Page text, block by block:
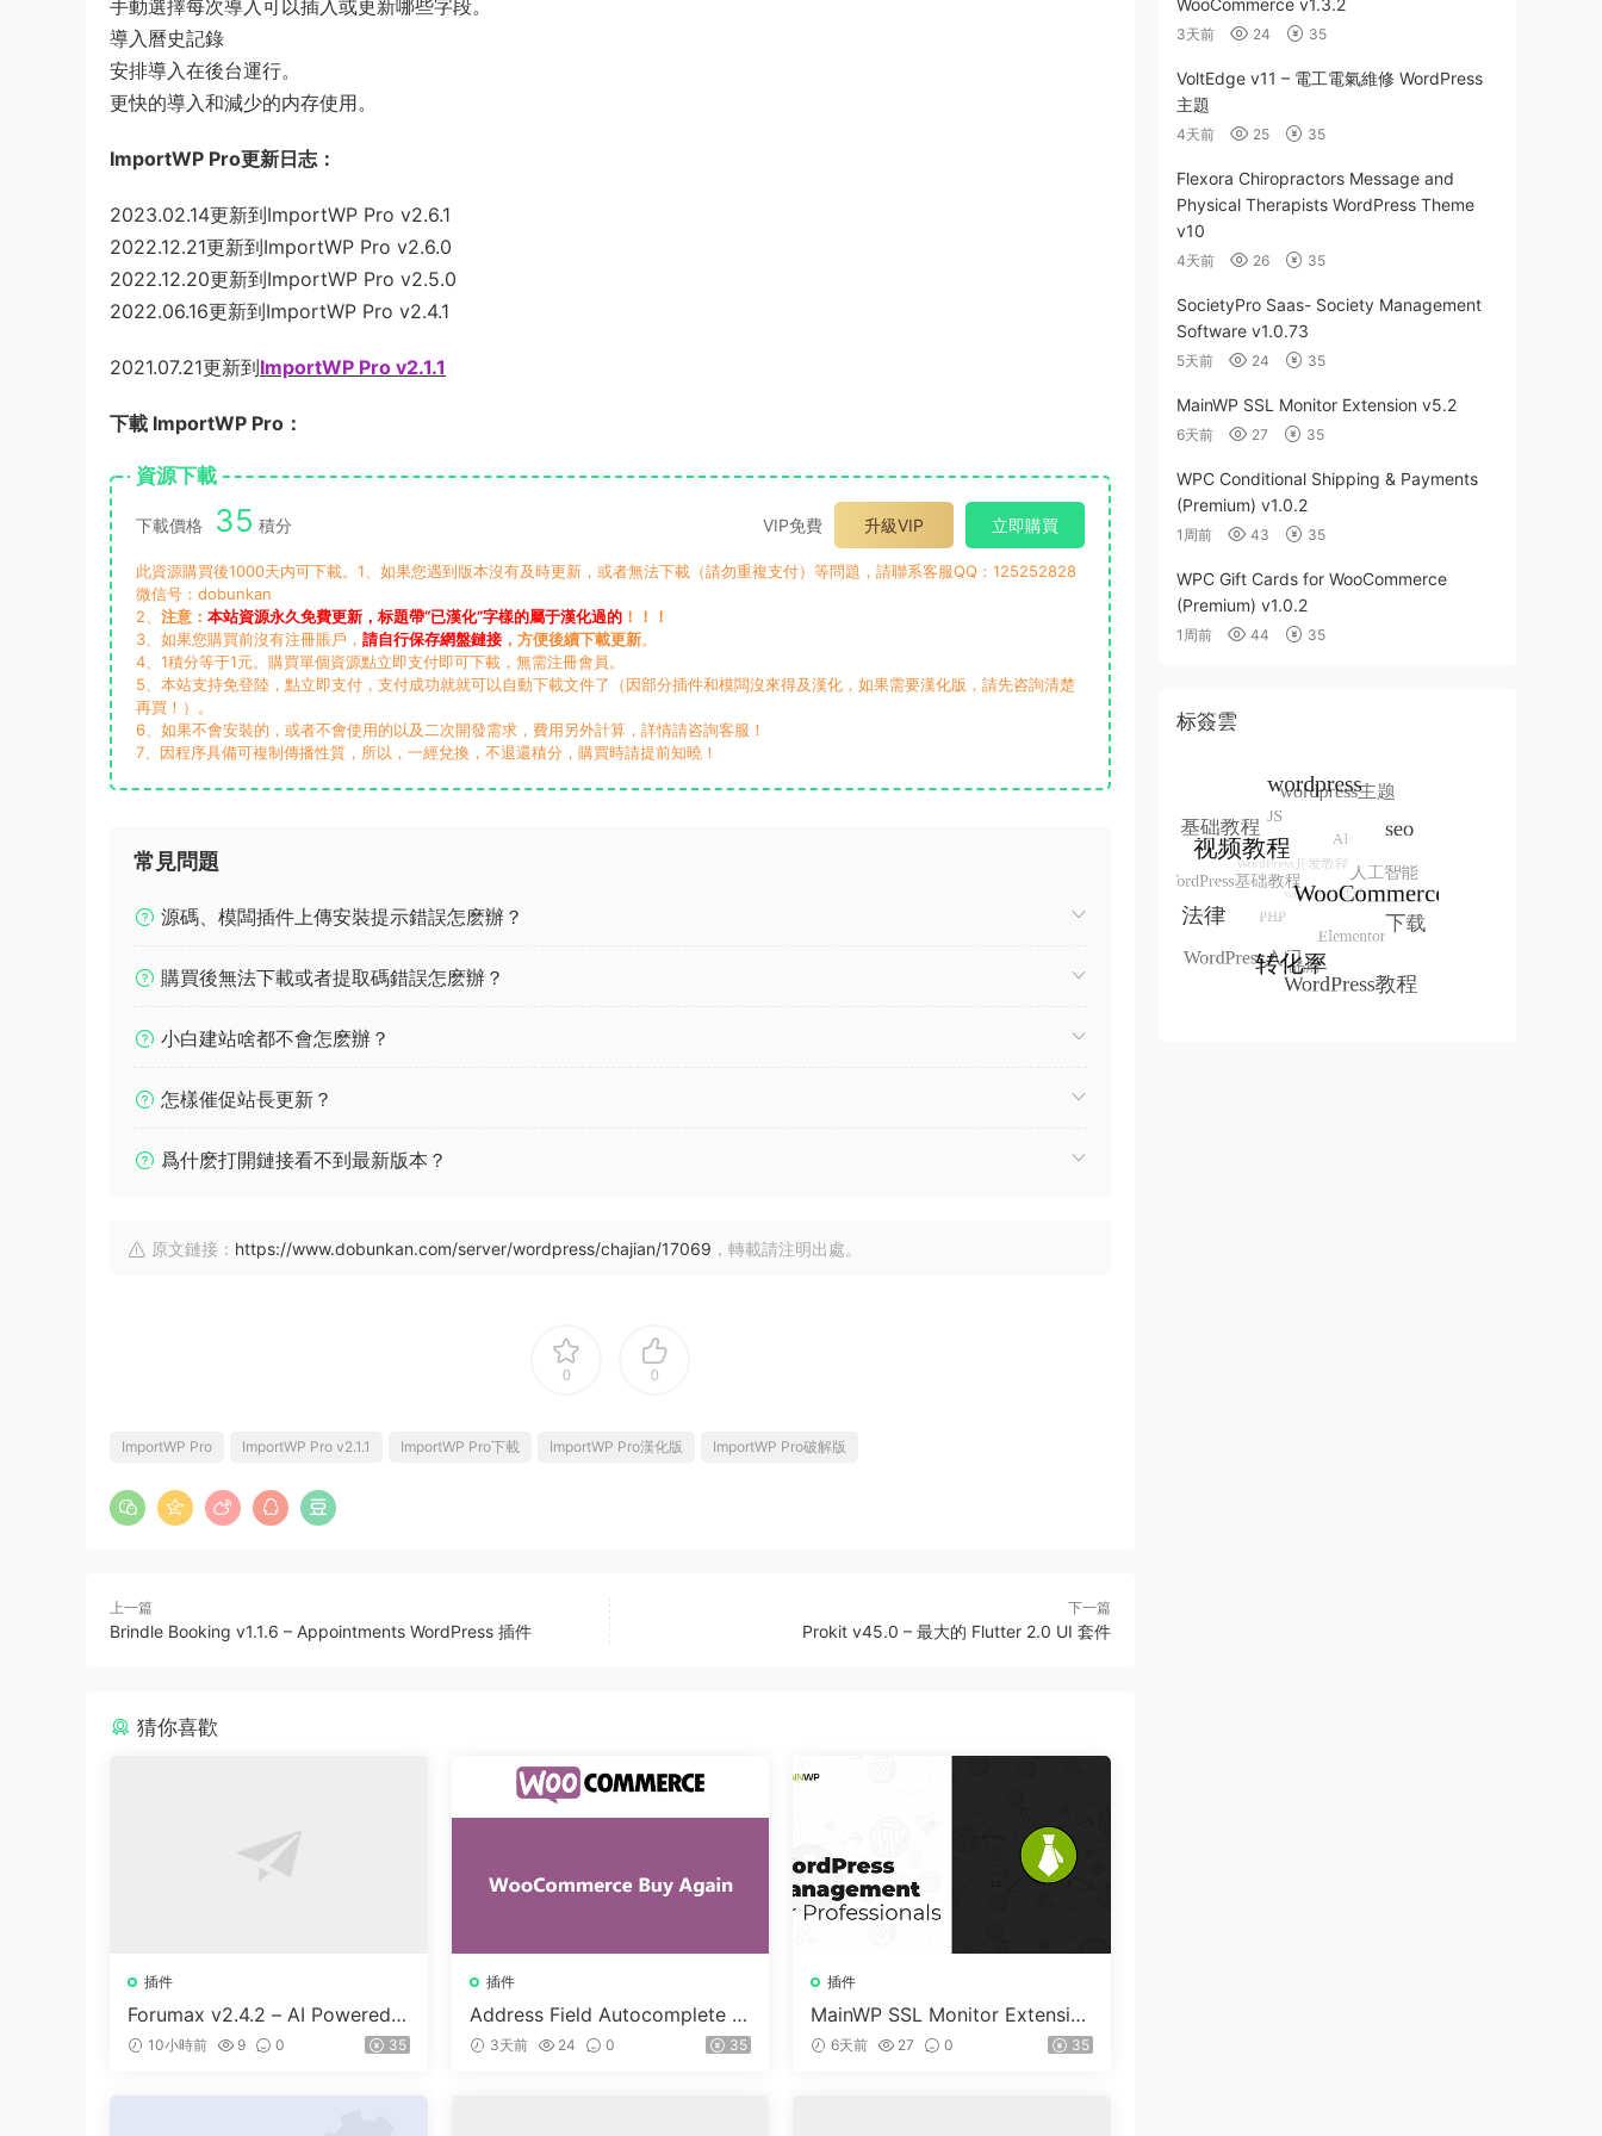
手動選擇每次導入可以插入或更新哪些字段。
導入曆史記錄
安排導入在後台運行。
更快的導入和減少的内存使用。
ImportWP Pro更新日志：
2023.02.14更新到ImportWP Pro v2.6.1
2022.12.21更新到ImportWP Pro v2.6.0
2022.12.20更新到ImportWP Pro v2.5.0
2022.06.16更新到ImportWP Pro v2.4.1
2021.07.21更新到ImportWP Pro v2.1.1
下載 ImportWP Pro：
資源下載
下載價格 35 積分 VIP免費 升級VIP 立即購買
此資源購買後1000天内可下載。1、如果您遇到版本沒有及時更新，或者無法下載（請勿重複支付）等問題，請聯系客服QQ：125252828
微信号：dobunkan
2、 注意： 本站資源永久免費更新，标題帶“已漢化”字樣的屬于漢化過的 ！！！
3、如果您購買前沒有注冊賬戶， 請自行保存網盤鏈接 ，方便後續下載更新。
4、1積分等于1元。購買單個資源點立即支付即可下載，無需注冊會員。
5、本站支持免登陸，點立即支付，支付成功就就可以自動下載文件了（因部分插件和模闆沒來得及漢化，如果需要漢化版，請先咨詢清楚
再買！）。
6、如果不會安裝的，或者不會使用的以及二次開發需求，費用另外計算，詳情請咨詢客服！
7、因程序具備可複制傳播性質，所以，一經兌換，不退還積分，購買時請提前知曉！
常見問題
源碼、模闆插件上傳安裝提示錯誤怎麽辦？
購買後無法下載或者提取碼錯誤怎麽辦？
小白建站啥都不會怎麽辦？
怎樣催促站長更新？
爲什麽打開鏈接看不到最新版本？
原文鏈接： https://www.dobunkan.com/server/wordpress/chajian/17069 ，轉載請注明出處。
0 0
ImportWP Pro ImportWP Pro v2.1.1 ImportWP Pro下載 ImportWP Pro漢化版 ImportWP Pro破解版
上一篇
Brindle Booking v1.1.6 – Appointments WordPress 插件
下一篇
Prokit v45.0 – 最大的 Flutter 2.0 UI 套件
猜你喜歡
插件
Forumax v2.4.2 – AI Powered
Advanced Community Forum P
10小時前 9 0 35
插件
Address Field Autocomplete F
or WooCommerce v1.3.2
3天前 24 0 35
插件
MainWP SSL Monitor Extensio
n v5.2
6天前 27 0 35
WooCommerce v1.3.2
3天前 24 35
VoltEdge v11 – 電工電氣維修 WordPress
主題
4天前 25 35
Flexora Chiropractors Message and
Physical Therapists WordPress Theme
v10
4天前 26 35
SocietyPro Saas- Society Management
Software v1.0.73
5天前 24 35
MainWP SSL Monitor Extension v5.2
6天前 27 35
WPC Conditional Shipping & Payments
(Premium) v1.0.2
1周前 43 35
WPC Gift Cards for WooCommerce
(Premium) v1.0.2
1周前 44 35
标簽雲